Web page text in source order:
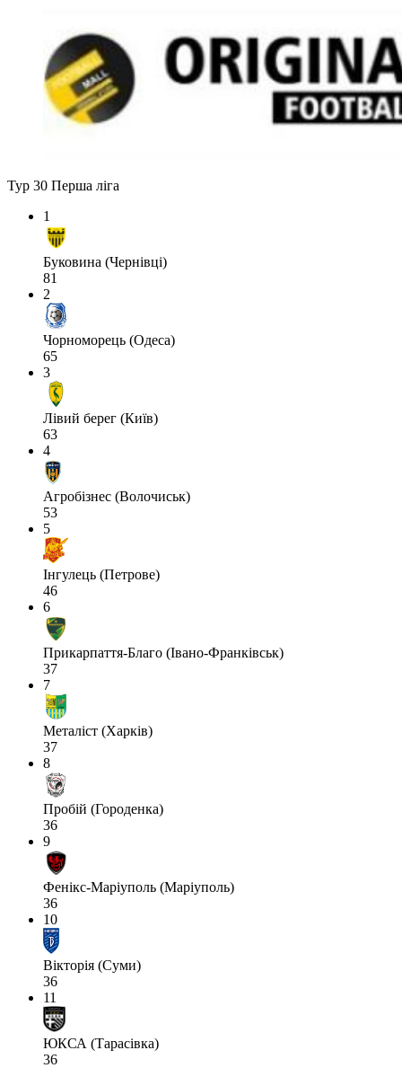
Тур 30 Перша ліга
1
Буковина (Чернівці)
81
2
Чорноморець (Одеса)
65
3
Лівий берег (Київ)
63
4
Агробізнес (Волочиськ)
53
5
Інгулець (Петрове)
46
6
Прикарпаття-Благо (Івано-Франківськ)
37
7
Металіст (Харків)
37
8
Пробій (Городенка)
36
9
Фенікс-Маріуполь (Маріуполь)
36
10
Вікторія (Суми)
36
11
ЮКСА (Тарасівка)
36